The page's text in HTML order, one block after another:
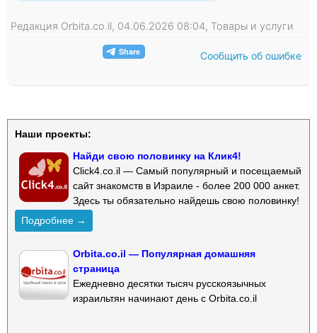
Редакция Orbita.co.il, 04.06.2026 08:04, Товары и услуги
Сообщить об ошибке
Наши проекты:
Найди свою половинку на Клик4!
Click4.co.il — Самый популярный и посещаемый
сайт знакомств в Израиле - более 200 000 анкет.
Здесь ты обязательно найдешь свою половинку!
Подробнее →
Orbita.co.il — Популярная домашняя
страница
Ежедневно десятки тысяч русскоязычных
израильтян начинают день с Orbita.co.il